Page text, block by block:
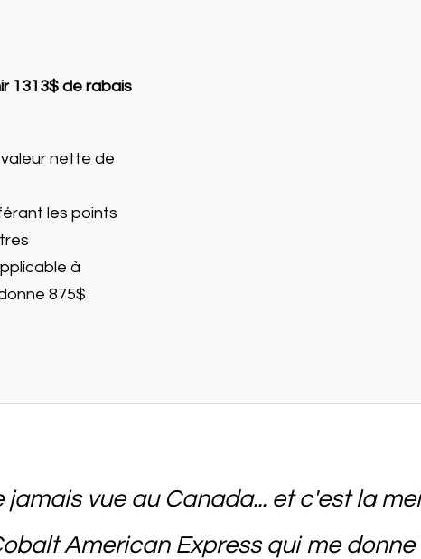
1313$ de rabais
nette de
les points
à
875$
jamais vue au Canada... et c'est la
American Express qui me